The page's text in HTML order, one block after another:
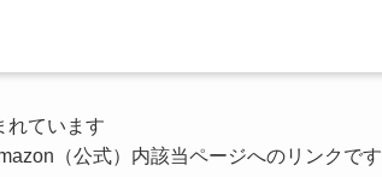
れています
（公式）内該当ページへのリンクです